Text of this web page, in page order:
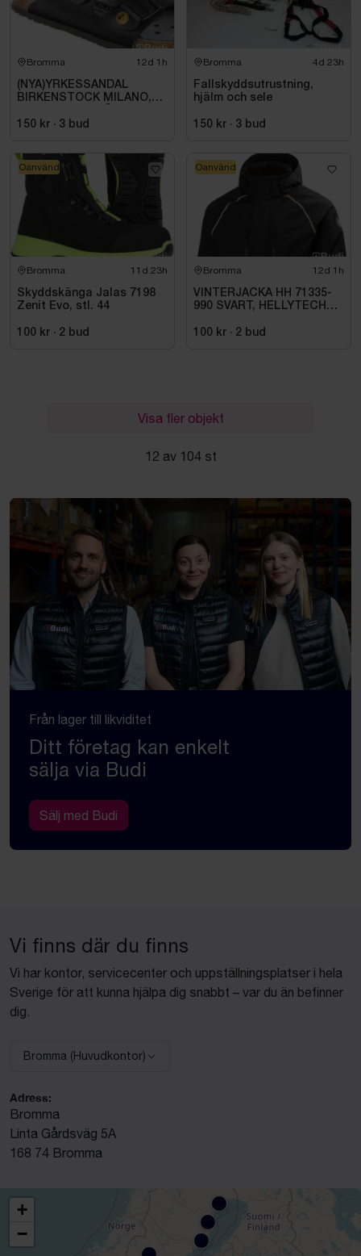
Bromma 12d 1h
(NYA)YRKESSANDAL
BIRKENSTOCK MILANO,
SVART. STL 42
150 kr · 3 bud
Bromma 4d 23h
Fallskyddsutrustning,
hjälm och sele
150 kr · 3 bud
Bromma 11d 23h
Skyddskänga Jalas 7198
Zenit Evo, stl. 44
100 kr · 2 bud
Oanvänd
Bromma 12d 1h
VINTERJACKA HH 71335-
990 SVART, HELLYTECH
100 kr · 2 bud
Oanvänd
Visa fler objekt
12 av 104 st
Från lager till likviditet
Ditt företag kan enkelt
sälja via Budi
Sälj med Budi
Vi finns där du finns
Vi har kontor, servicecenter och uppställningsplatser i hela
Sverige för att kunna hjälpa dig snabbt – var du än befinner
dig.
Välj anläggning:
Bromma (Huvudkontor)
Adress:
Bromma
Linta Gårdsväg 5A
168 74 Bromma
+
−